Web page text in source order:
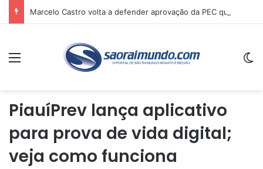
Menu
PiauíPrev lança aplicativo
para prova de vida digital;
veja como funciona